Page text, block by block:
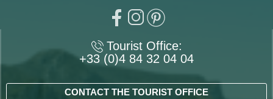
Tourist Office:
+33 (0)4 84 32 04 04
CONTACT THE TOURIST OFFICE